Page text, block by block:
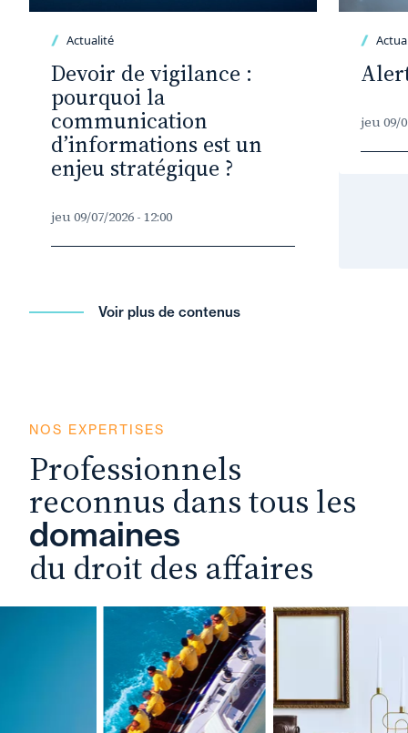
Actualité
Devoir de vigilance :
pourquoi la
communication
d’informations est un
enjeu stratégique ?
jeu 09/07/2026 - 12:00
jeu 09/
Voir plus de contenus
NOS EXPERTISES
Professionnels
reconnus dans tous les
domaines
du droit des affaires